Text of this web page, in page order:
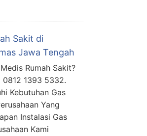
Sakit di
Jawa Tengah
Rumah Sakit?
1393 5332.
Kebutuhan Gas
Yang
Instalasi Gas
Kami